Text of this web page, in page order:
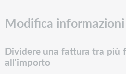
Modifica
Dividere una fattura tra più
all'importo